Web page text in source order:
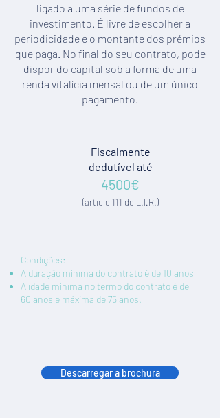
ligado a uma série de fundos de
investimento. É livre de escolher a
periodicidade e o montante dos prémios
que paga. No final do seu contrato, pode
dispor do capital sob a forma de uma
renda vitalícia mensal ou de um único
pagamento.
Fiscalmente
dedutível até
4500€
(article 111 de L.I.R.)
Condições:
A duração mínima do contrato é de 10 anos
A idade mínima no termo do contrato é de
60 anos e máxima de 75 anos.
Descarregar a brochura